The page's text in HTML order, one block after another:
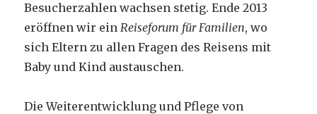
Besucherzahlen wachsen stetig. Ende 2013
eröffnen wir einReiseforum für Familien, wo
sich Eltern zu allen Fragen des Reisens mit
Baby und Kind austauschen.
Die Weiterentwicklung und Pflege von